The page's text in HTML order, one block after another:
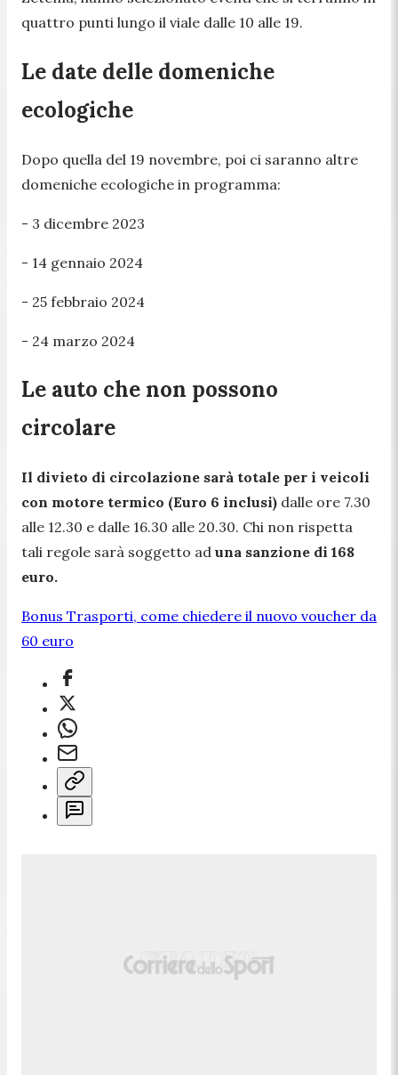
quattro punti lungo il viale dalle 10 alle 19.
Le date delle domeniche
ecologiche
Dopo quella del 19 novembre, poi ci saranno altre
domeniche ecologiche in programma:
- 3 dicembre 2023
- 14 gennaio 2024
- 25 febbraio 2024
- 24 marzo 2024
Le auto che non possono
circolare
Il divieto di circolazione sarà totale per i veicoli
con motore termico (Euro 6 inclusi) dalle ore 7.30
alle 12.30 e dalle 16.30 alle 20.30. Chi non rispetta
tali regole sarà soggetto ad una sanzione di 168
euro.
Bonus Trasporti, come chiedere il nuovo voucher da
60 euro